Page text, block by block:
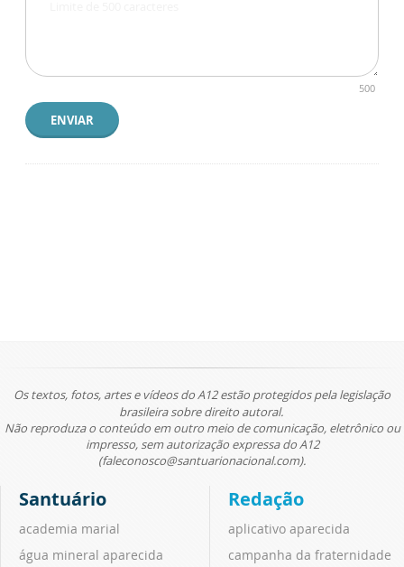
500
ENVIAR
Os textos, fotos, artes e vídeos do A12 estão protegidos pela legislação
brasileira sobre direito autoral.
Não reproduza o conteúdo em outro meio de comunicação, eletrônico ou
impresso, sem autorização expressa do A12
(faleconosco@santuarionacional.com).
Santuário
academia marial
água mineral aparecida
Redação
aplicativo aparecida
campanha da fraternidade